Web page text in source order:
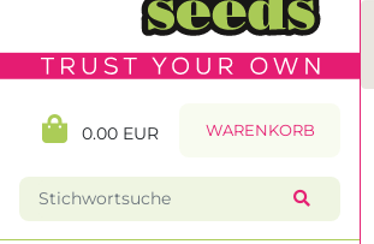
0.00 EUR WARENKORB